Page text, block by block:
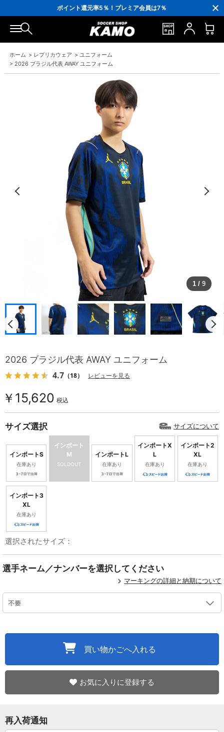
ポイント還元率5％！プレミア会員は7％
会員の方にはお誕生月に「10％OFFクーポン」プレゼント！
16,000円(税込)以上でシューズケースプレゼント！
3,300円(税込)以上で送料無料！
ホーム > レプリカウェア > ユニフォーム
> 2026 ブラジル代表 AWAY ユニフォーム
1 / 9
2026 ブラジル代表 AWAY ユニフォーム
4.7 （18） レビューを見る
￥15,620 税込
サイズ選択 サイズについて
インポートS
在庫あり
インポート
M
SOLDOUT
インポートL
在庫あり
インポートX
L
在庫あり
インポート2
XL
在庫あり
インポート3
XL
在庫あり
選択されたサイズ：
選手ネーム／ナンバーを選択してください
マーキングの詳細と納期について
買い物かごへ入れる
お気に入りに登録する
再入荷通知